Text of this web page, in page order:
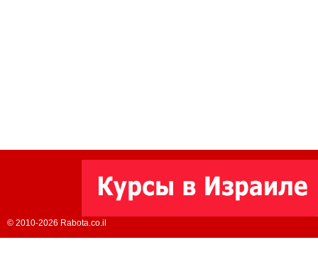
© 2010-2026 Rabota.co.il